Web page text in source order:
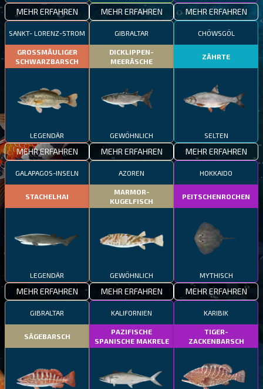
MEHR ERFAHREN MEHR ERFAHREN MEHR ERFAHREN
SANKT- LORENZ-STROM
GROSSMÄULIGER
SCHWARZBARSCH
LEGENDÄR
MEHR ERFAHREN
GIBRALTAR
DICKLIPPEN-
MEERÄSCHE
GEWÖHNLICH
MEHR ERFAHREN
CHÖWSGÖL
ZÄHRTE
SELTEN
MEHR ERFAHREN
GALAPAGOS-INSELN
STACHELHAI
LEGENDÄR
MEHR ERFAHREN
AZOREN
MARMOR-
KUGELFISCH
GEWÖHNLICH
MEHR ERFAHREN
HOKKAIDO
PEITSCHENROCHEN
MYTHISCH
MEHR ERFAHREN
GIBRALTAR
SÄGEBARSCH
KALIFORNIEN
PAZIFISCHE
SPANISCHE MAKRELE
KARIBIK
TIGER-
ZACKENBARSCH